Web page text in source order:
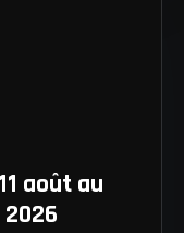
août au